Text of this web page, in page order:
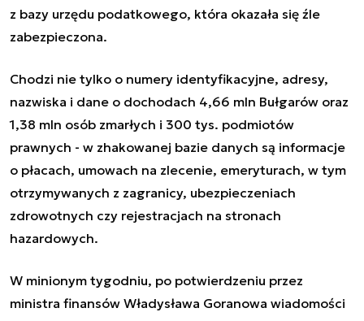
z bazy urzędu podatkowego, która okazała się źle
zabezpieczona.
Chodzi nie tylko o numery identyfikacyjne, adresy,
nazwiska i dane o dochodach 4,66 mln Bułgarów oraz
1,38 mln osób zmarłych i 300 tys. podmiotów
prawnych - w zhakowanej bazie danych są informacje
o płacach, umowach na zlecenie, emeryturach, w tym
otrzymywanych z zagranicy, ubezpieczeniach
zdrowotnych czy rejestracjach na stronach
hazardowych.
W minionym tygodniu, po potwierdzeniu przez
ministra finansów Władysława Goranowa wiadomości